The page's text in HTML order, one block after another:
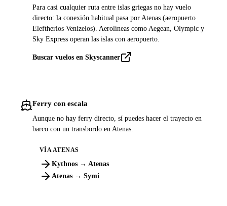
Para casi cualquier ruta entre islas griegas no hay vuelo
directo: la conexión habitual pasa por Atenas (aeropuerto
Eleftherios Venizelos). Aerolíneas como Aegean, Olympic y
Sky Express operan las islas con aeropuerto.
Buscar vuelos en Skyscanner
Ferry con escala
Aunque no hay ferry directo, sí puedes hacer el trayecto en
barco con un transbordo en Atenas.
VÍA ATENAS
Kythnos → Atenas
Atenas → Symi